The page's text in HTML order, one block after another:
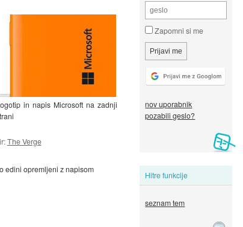
Zapomni si me
nov uporabnik
pozabili geslo?
Hitre funkcije
seznam tem
in napis Microsoft na zadnji
The Verge
edini opremljeni z napisom